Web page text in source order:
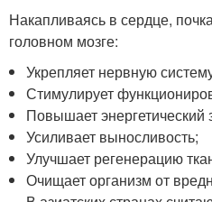
Накапливаясь в сердце,
головном мозге:
Укрепляет нервную
Стимулирует
Повышает энергетический
Усиливает выносливость;
Улучшает регенерацию
Очищает организм от